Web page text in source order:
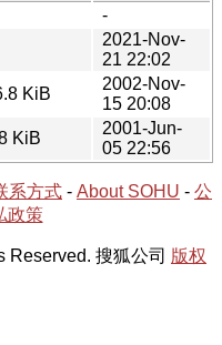
-
2021-Nov-
21 22:02
KiB
2002-Nov-
15 20:08
KiB
2001-Jun-
05 22:56
系方式 - About SOHU - 公
政策
搜狐公司 版权